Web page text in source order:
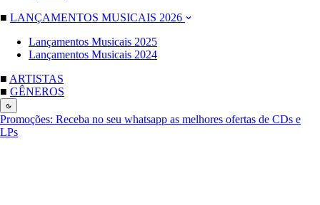
■ LANÇAMENTOS MUSICAIS 2026
Lançamentos Musicais 2025
Lançamentos Musicais 2024
■ ARTISTAS
■ GÊNEROS
Promoções: Receba no seu whatsapp as melhores ofertas de CDs e
LPs